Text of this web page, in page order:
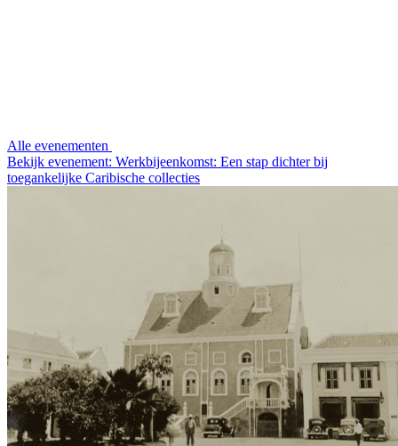
Alle evenementen
Bekijk evenement: Werkbijeenkomst: Een stap dichter bij
toegankelijke Caribische collecties